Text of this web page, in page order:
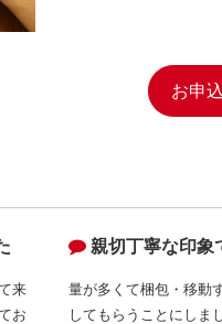
お申
来
お
親切丁寧な印象
量が多くて梱包・移動
してもらうことにしま